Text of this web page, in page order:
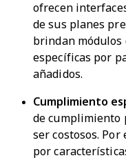
ofrecen
de sus planes
brindan módulos
específicas por
añadidos.
Cumplimiento
de cumplimiento
ser costosos.
por